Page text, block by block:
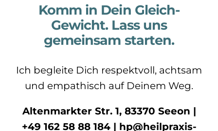
Komm in Dein Gleich-
Gewicht. Lass uns
gemeinsam starten.
Ich begleite Dich respektvoll, achtsam
und empathisch auf Deinem Weg.
Altenmarkter Str. 1, 83370 Seeon |
+49 162 58 88 184 | hp@heilpraxis-